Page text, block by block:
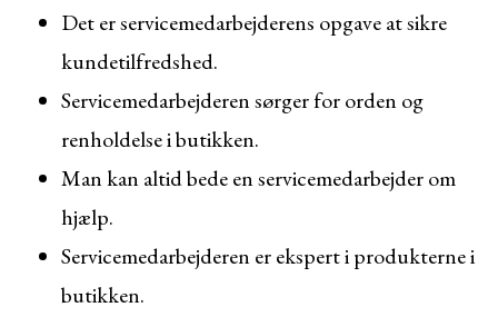
Det er servicemedarbejderens opgave at sikre
kundetilfredshed.
Servicemedarbejderen sørger for orden og
renholdelse i butikken.
Man kan altid bede en servicemedarbejder om
hjælp.
Servicemedarbejderen er ekspert i produkterne i
butikken.